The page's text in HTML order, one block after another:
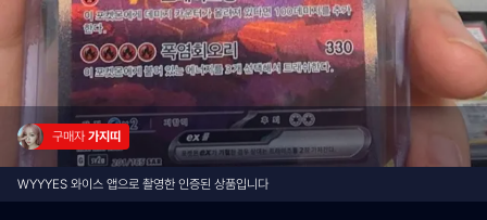
구매자 가지띠
WYYYES 와이스 앱으로 촬영한 인증된 상품입니다